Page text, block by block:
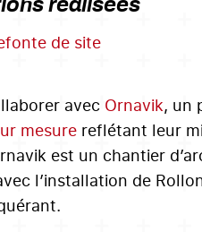
réalisées
de site
avec Ornavik, un
mesurereflétant leur
est un chantier
l’installation de